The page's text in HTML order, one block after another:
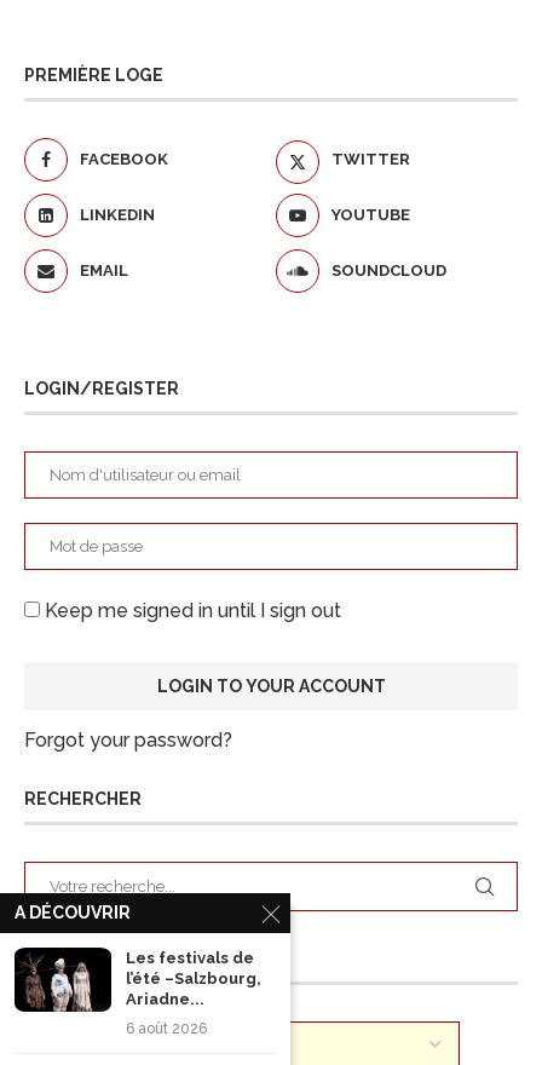
PREMIÈRE LOGE
FACEBOOK TWITTER
LINKEDIN YOUTUBE
EMAIL SOUNDCLOUD
LOGIN/REGISTER
Keep me signed in until I sign out
Forgot your password?
RECHERCHER
ARCHIVES
A DÉCOUVRIR
Les festivals de
l’été –Salzbourg,
Ariadne...
6 août 2026